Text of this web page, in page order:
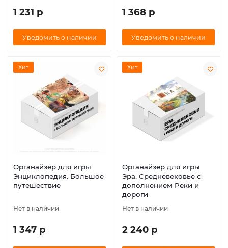
1 231 р
Уведомить о наличии
1 368 р
Уведомить о наличии
Хит
Органайзер для игры
Энциклопедия. Большое
путешествие
Нет в наличии
1 347 р
Хит
Органайзер для игры
Эра. Средневековье с
дополнением Реки и
дороги
Нет в наличии
2 240 р